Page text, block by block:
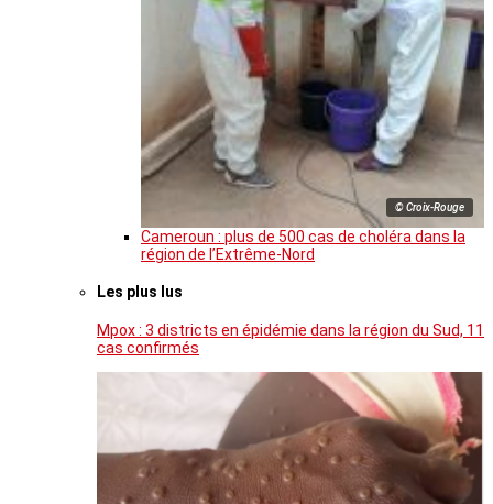
© Croix-Rouge
Cameroun : plus de 500 cas de choléra dans la
région de l’Extrême-Nord
Les plus lus
Mpox : 3 districts en épidémie dans la région du Sud, 11
cas confirmés